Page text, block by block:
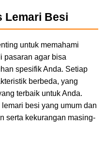
Lemari Besi
untuk memahami
pasaran agar bisa
spesifik Anda. Setiap
berbeda, yang
terbaik untuk Anda.
besi yang umum dan
serta kekurangan masing-